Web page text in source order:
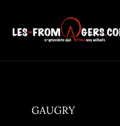
contenu
GAUGRY